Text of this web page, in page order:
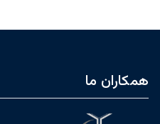
همکاران ما